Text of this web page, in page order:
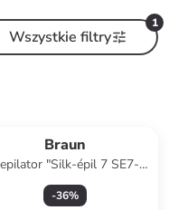
1
Wszystkie filtry
Braun
"Silk-épil 7 SE7-
w kolorze biało-szarym
-36%